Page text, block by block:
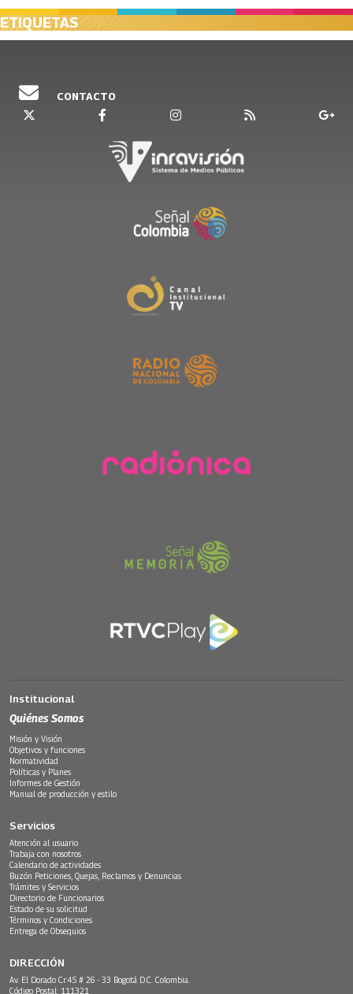
ETIQUETAS
CONTACTO
Institucional
Quiénes Somos
Misión y Visión
Objetivos y funciones
Normatividad
Políticas y Planes
Informes de Gestión
Manual de producción y estilo
Servicios
Atención al usuario
Trabaja con nosotros
Calendario de actividades
Buzón Peticiones, Quejas, Reclamos y Denuncias
Trámites y Servicios
Directorio de Funcionarios
Estado de su solicitud
Términos y Condiciones
Entrega de Obsequios
DIRECCIÓN
Av. El Dorado Cr.45 # 26 - 33 Bogotá D.C. Colombia.
Código Postal: 111321